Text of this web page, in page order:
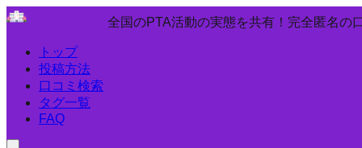
全国のPTA活動の実態を共有！完全匿名の
トップ
投稿方法
口コミ検索
タグ一覧
FAQ